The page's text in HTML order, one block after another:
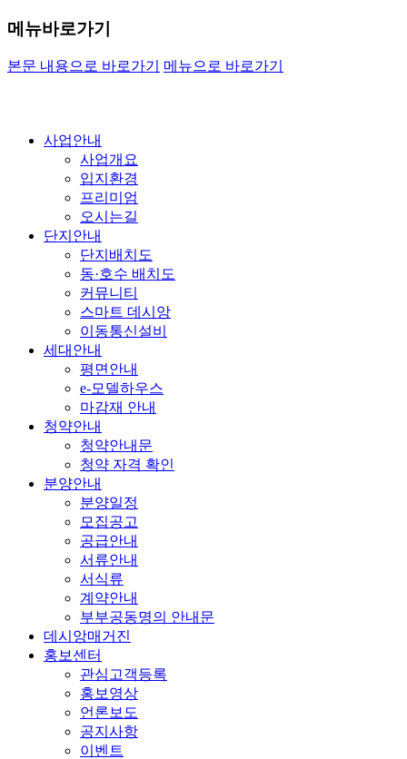
메뉴바로가기
본문 내용으로 바로가기 메뉴으로 바로가기
사업안내
사업개요
입지환경
프리미엄
오시는길
단지안내
단지배치도
동·호수 배치도
커뮤니티
스마트 데시앙
이동통신설비
세대안내
평면안내
e-모델하우스
마감재 안내
청약안내
청약안내문
청약 자격 확인
분양안내
분양일정
모집공고
공급안내
서류안내
서식류
계약안내
부부공동명의 안내문
데시앙매거진
홍보센터
관심고객등록
홍보영상
언론보도
공지사항
이벤트